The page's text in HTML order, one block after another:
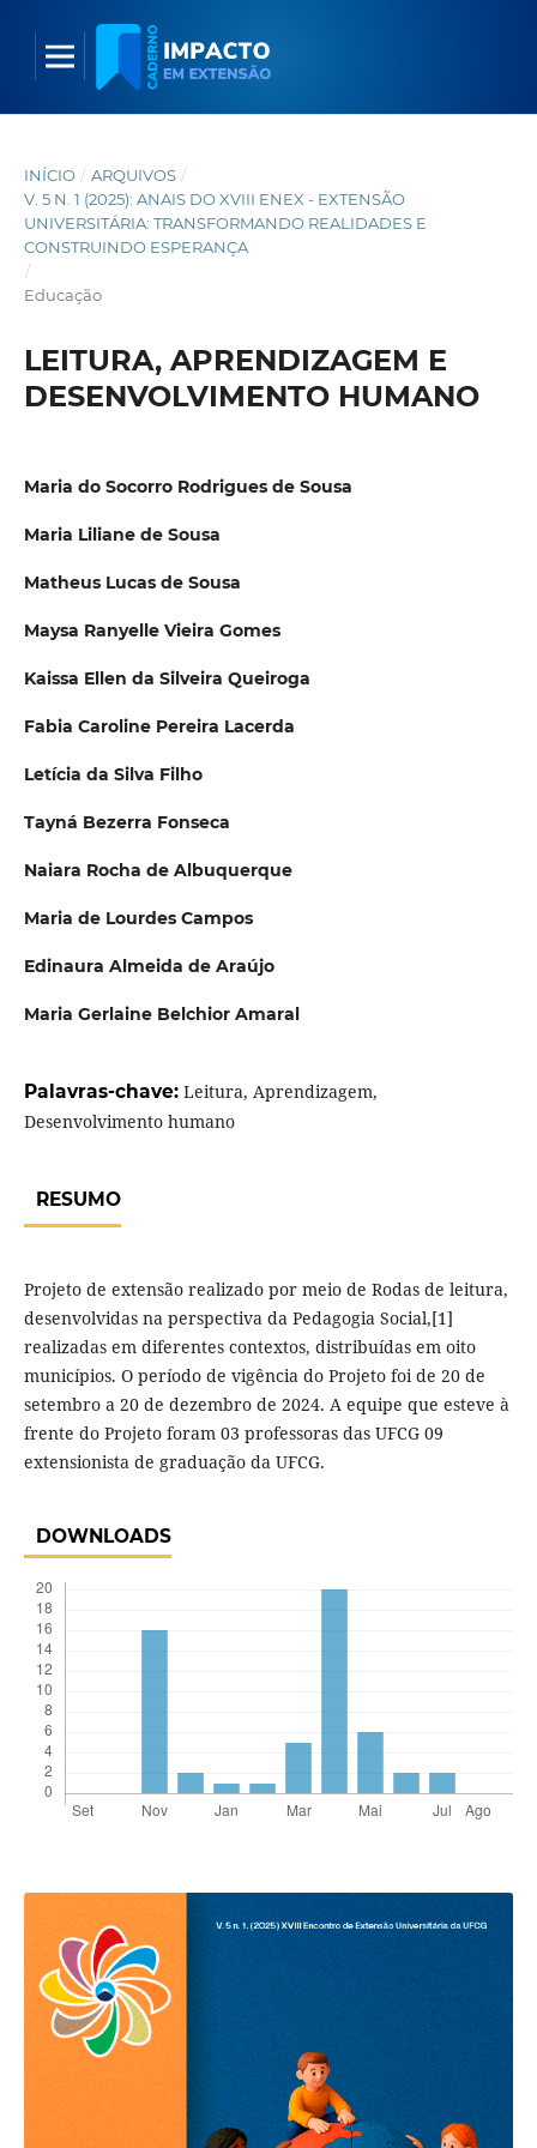
INÍCIO / ARQUIVOS /
V. 5 N. 1 (2025): ANAIS DO XVIII ENEX - EXTENSÃO
UNIVERSITÁRIA: TRANSFORMANDO REALIDADES E
CONSTRUINDO ESPERANÇA
/
Educação
LEITURA, APRENDIZAGEM E
DESENVOLVIMENTO HUMANO
Maria do Socorro Rodrigues de Sousa
Maria Liliane de Sousa
Matheus Lucas de Sousa
Maysa Ranyelle Vieira Gomes
Kaissa Ellen da Silveira Queiroga
Fabia Caroline Pereira Lacerda
Letícia da Silva Filho
Tayná Bezerra Fonseca
Naiara Rocha de Albuquerque
Maria de Lourdes Campos
Edinaura Almeida de Araújo
Maria Gerlaine Belchior Amaral
Palavras-chave: Leitura, Aprendizagem,
Desenvolvimento humano
RESUMO
Projeto de extensão realizado por meio de Rodas de leitura,
desenvolvidas na perspectiva da Pedagogia Social,[1]
realizadas em diferentes contextos, distribuídas em oito
municípios. O período de vigência do Projeto foi de 20 de
setembro a 20 de dezembro de 2024. A equipe que esteve à
frente do Projeto foram 03 professoras das UFCG 09
extensionista de graduação da UFCG.
DOWNLOADS